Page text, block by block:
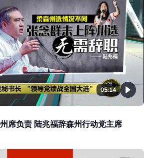
05:14
席负责 陆兆福辞森州行动党主席